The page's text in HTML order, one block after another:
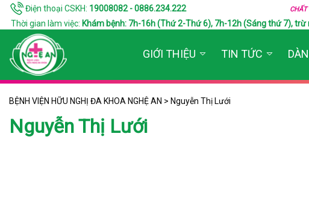
Điện thoại CSKH: 19008082 - 0886.234.222 CHẤT
Thời gian làm việc: Khám bệnh: 7h-16h (Thứ 2-Thứ 6), 7h-12h (Sáng thứ 7),
GIỚI THIỆU TIN TỨC
BỆNH VIỆN HỮU NGHỊ ĐA KHOA NGHỆ AN > Nguyễn Thị Lưới
Nguyễn Thị Lưới